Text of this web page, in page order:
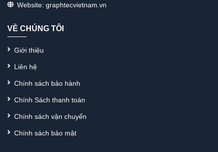
Website: graphtecvietnam.vn
VỀ CHÚNG TÔI
Giới thiệu
Liên hệ
Chính sách bảo hành
Chính Sách thanh toán
Chính sách vận chuyển
Chính sách bảo mật